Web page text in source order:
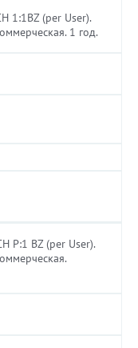
1:1BZ (per User).
1 год.
P:1 BZ (per User).